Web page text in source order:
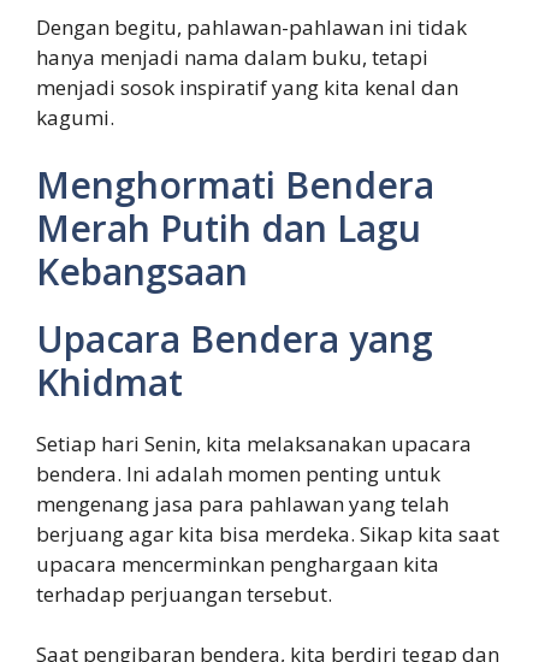
Dengan begitu, pahlawan-pahlawan ini tidak
hanya menjadi nama dalam buku, tetapi
menjadi sosok inspiratif yang kita kenal dan
kagumi.
Menghormati Bendera
Merah Putih dan Lagu
Kebangsaan
Upacara Bendera yang
Khidmat
Setiap hari Senin, kita melaksanakan upacara
bendera. Ini adalah momen penting untuk
mengenang jasa para pahlawan yang telah
berjuang agar kita bisa merdeka. Sikap kita saat
upacara mencerminkan penghargaan kita
terhadap perjuangan tersebut.
Saat pengibaran bendera, kita berdiri tegap dan